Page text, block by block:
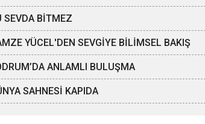
SEVDA BİTMEZ
YÜCEL'DEN SEVGİYE BİLİMSEL BAKIŞ
ANLAMLI BULUŞMA
SAHNESİ KAPIDA